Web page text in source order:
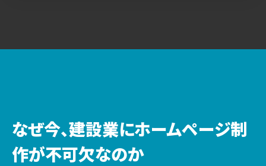
なぜ今、建設業にホームページ制
作が不可欠なのか